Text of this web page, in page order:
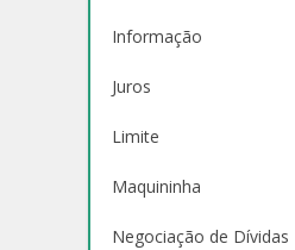
Informação
Juros
Limite
Maquininha
Negociação de Dívidas